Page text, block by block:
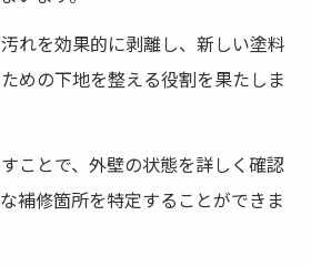
れを効果的に剥離し、新しい塗料
めの下地を整える役割を果たしま
ことで、外壁の状態を詳しく確認
補修箇所を特定することができま